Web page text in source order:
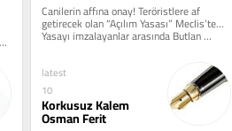
Canilerin affına onay! Teröristlere af
getirecek olan “Açılım Yasası” Meclis’te...
Yasayı imzalayanlar arasında Butlan
Başkan...
latest
10
Korkusuz Kalem
Osman Ferit